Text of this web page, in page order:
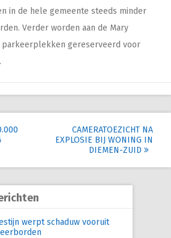
in de hele gemeente steeds minder
Verder worden aan de Mary
gereserveerd voor
CAMERATOEZICHT NA
EXPLOSIE BIJ WONING IN
DIEMEN-ZUID
werpt schaduw vooruit